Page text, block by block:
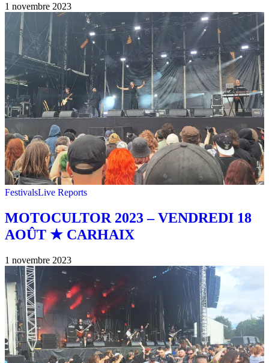
1 novembre 2023
FestivalsLive Reports
MOTOCULTOR 2023 – VENDREDI 18
AOÛT ★ CARHAIX
1 novembre 2023